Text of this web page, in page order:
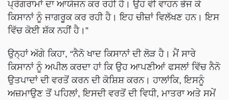
ਪ੍ਰੋਗਰਾਮਾਂ ਦਾ ਆਯੋਜਨ ਕਰ ਰਹੀ ਹੈ। ਉਹ ਵੀ ਵਾਹਨ ਭੇਜ ਕੇ
ਕਿਸਾਨਾਂ ਨੂੰ ਜਾਗਰੂਕ ਕਰ ਰਹੀ ਹੈ। ਇਹ ਚੀਜ਼ਾਂ ਵਿਲੱਖਣ ਹਨ। ਇਸ
ਵਿੱਚ ਕੋਈ ਸ਼ੱਕ ਨਹੀਂ ਹੈ।”
ਉਨ੍ਹਾਂ ਅੱਗੇ ਕਿਹਾ, “ਨੈਨੋ ਖਾਦ ਕਿਸਾਨਾਂ ਦੀ ਲੋੜ ਹੈ। ਮੈਂ ਸਾਰੇ
ਕਿਸਾਨਾਂ ਨੂੰ ਅਪੀਲ ਕਰਦਾ ਹਾਂ ਕਿ ਉਹ ਆਪਣੀਆਂ ਫਸਲਾਂ ਵਿੱਚ ਨੈਨੋ
ਉਤਪਾਦਾਂ ਦੀ ਵਰਤੋਂ ਕਰਨ ਦੀ ਕੋਸ਼ਿਸ਼ ਕਰਨ। ਹਾਲਾਂਕਿ, ਇਸਨੂੰ
ਅਜ਼ਮਾਉਣ ਤੋਂ ਪਹਿਲਾਂ, ਇਸਦੀ ਵਰਤੋਂ ਦੀ ਵਿਧੀ, ਮਾਤਰਾ ਅਤੇ ਸਮੇਂ